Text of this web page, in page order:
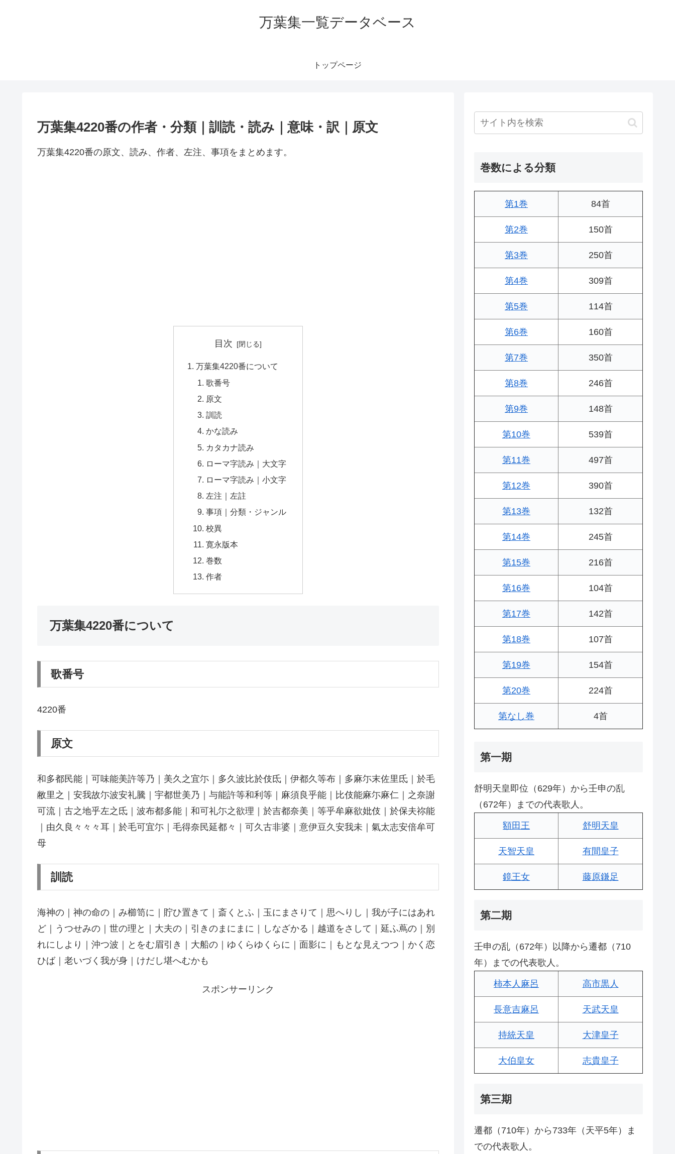
万葉集一覧データベース
トップページ
万葉集4220番の作者・分類｜訓読・読み｜意味・訳｜原文
万葉集4220番の原文、読み、作者、左注、事項をまとめます。
目次
万葉集4220番について
歌番号
原文
訓読
かな読み
カタカナ読み
ローマ字読み｜大文字
ローマ字読み｜小文字
左注｜左註
事項｜分類・ジャンル
校異
寛永版本
巻数
作者
万葉集4220番について
歌番号
4220番
原文
和多都民能｜可味能美許等乃｜美久之宜尓｜多久波比於伎氐｜伊都久等布｜多麻尓末佐里氐｜於毛
敝里之｜安我故尓波安礼騰｜宇都世美乃｜与能許等和利等｜麻須良乎能｜比伎能麻尓麻仁｜之奈謝
可流｜古之地乎左之氐｜波布都多能｜和可礼尓之欲理｜於吉都奈美｜等乎牟麻欲妣伎｜於保夫祢能
｜由久良々々々耳｜於毛可宜尓｜毛得奈民延都々｜可久古非婆｜意伊豆久安我未｜氣太志安倍牟可
母
訓読
海神の｜神の命の｜み櫛笥に｜貯ひ置きて｜斎くとふ｜玉にまさりて｜思へりし｜我が子にはあれ
ど｜うつせみの｜世の理と｜大夫の｜引きのまにまに｜しなざかる｜越道をさして｜延ふ蔦の｜別
れにしより｜沖つ波｜とをむ眉引き｜大船の｜ゆくらゆくらに｜面影に｜もとな見えつつ｜かく恋
ひば｜老いづく我が身｜けだし堪へむかも
スポンサーリンク
巻数による分類
第1巻 84首
第2巻 150首
第3巻 250首
第4巻 309首
第5巻 114首
第6巻 160首
第7巻 350首
第8巻 246首
第9巻 148首
第10巻 539首
第11巻 497首
第12巻 390首
第13巻 132首
第14巻 245首
第15巻 216首
第16巻 104首
第17巻 142首
第18巻 107首
第19巻 154首
第20巻 224首
第なし巻 4首
第一期
舒明天皇即位（629年）から壬申の乱
（672年）までの代表歌人。
額田王 舒明天皇
天智天皇 有間皇子
鏡王女 藤原鎌足
第二期
壬申の乱（672年）以降から遷都（710
年）までの代表歌人。
柿本人麻呂 高市黒人
長意吉麻呂 天武天皇
持統天皇 大津皇子
大伯皇女 志貴皇子
第三期
遷都（710年）から733年（天平5年）ま
での代表歌人。